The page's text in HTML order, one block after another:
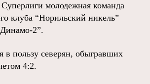
Суперлиги молодежная команда
клуба “Норильский никель”
2”.
в пользу северян, обыгравших
4:2.